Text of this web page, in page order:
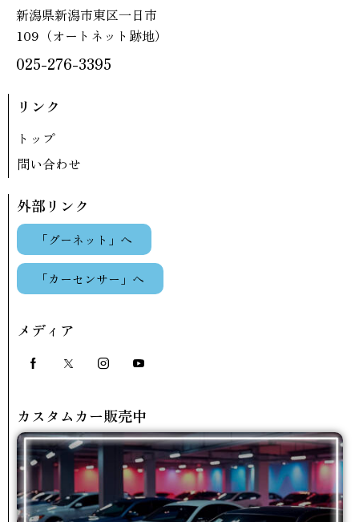
新潟県新潟市東区一日市
109（オートネット跡地）
025-276-3395
リンク
トップ
問い合わせ
外部リンク
「グーネット」へ
「カーセンサー」へ
メディア
カスタムカー販売中